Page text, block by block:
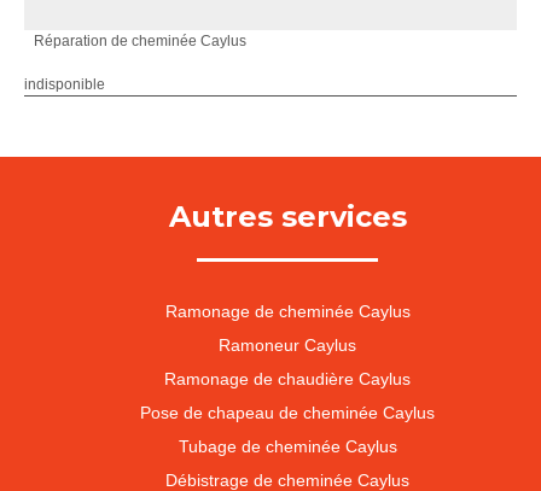
Réparation de cheminée Caylus
indisponible
Autres services
Ramonage de cheminée Caylus
Ramoneur Caylus
Ramonage de chaudière Caylus
Pose de chapeau de cheminée Caylus
Tubage de cheminée Caylus
Débistrage de cheminée Caylus